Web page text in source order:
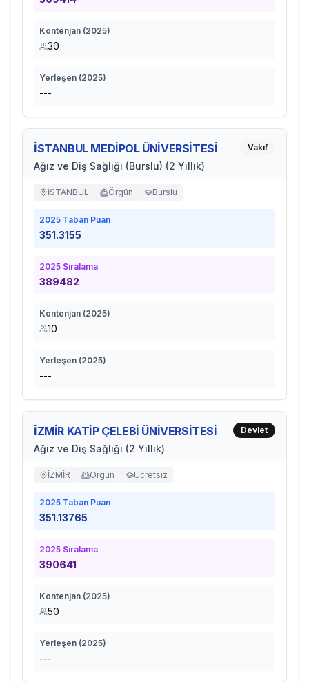
Kontenjan (2025)
30
Yerleşen (2025)
---
İSTANBUL MEDİPOL ÜNİVERSİTESİ
Ağız ve Diş Sağlığı (Burslu) (2 Yıllık)
Vakıf
İSTANBUL Örgün Burslu
2025 Taban Puan
351.3155
2025 Sıralama
389482
Kontenjan (2025)
10
Yerleşen (2025)
---
İZMİR KATİP ÇELEBİ ÜNİVERSİTESİ
Ağız ve Diş Sağlığı (2 Yıllık)
Devlet
İZMİR Örgün Ücretsiz
2025 Taban Puan
351.13765
2025 Sıralama
390641
Kontenjan (2025)
50
Yerleşen (2025)
---